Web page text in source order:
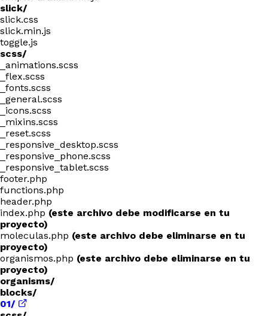
slick/
slick.css
slick.min.js
toggle.js
scss/
_animations.scss
_flex.scss
_fonts.scss
_general.scss
_icons.scss
_mixins.scss
_reset.scss
_responsive_desktop.scss
_responsive_phone.scss
_responsive_tablet.scss
footer.php
functions.php
header.php
index.php (este archivo debe modificarse en tu
proyecto)
moleculas.php (este archivo debe eliminarse en tu
proyecto)
organismos.php (este archivo debe eliminarse en tu
proyecto)
organisms/
blocks/
01/